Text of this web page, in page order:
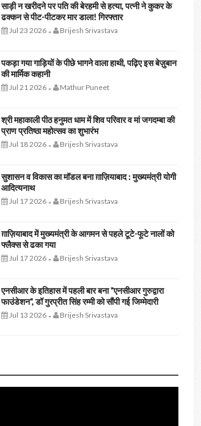
साड़ी न खरीदने पर पति की बेरहमी से हत्या, पत्नी ने कुकर के
ढक्कन से पीट-पीटकर मार डाला! गिरफ्तार
Jul 23 2026- Brijesh Srivastava
पकड़ा गया गाड़ियों के पीछे भागने वाला हाथी, पढ़िए इस बेज़ुबान
की मार्मिक कहानी
Jul 21 2026- Mathur Puneet
श्री महाकाली पीठ हनुमत धाम में शिव परिवार व मां जगदम्बा की
प्राण प्रतिष्ठा महोत्सव का शुभारंभ
Jul 18 2026- Brijesh Srivastava
सुशासन व विकास का मॉडल बना ग़ाज़ियाबाद : ​मुख्यमंत्री योगी
आदित्यनाथ
Jul 17 2026- Brijesh Srivastava
ग़ाज़ियाबाद में मुख्यमंत्री के आगमन से पहले टूटे-फूटे नालों को
फ्लैक्स से ढका गया
Jul 17 2026- Brijesh Srivastava
एनसीआर के इतिहास में पहली बार बना "एनसीआर गुरुद्वारा
फाउंडेशन", डॉ गुरप्रीत सिंह रम्मी को सौंपी गई जिम्मेदारी
Jul 13 2026- Brijesh Srivastava